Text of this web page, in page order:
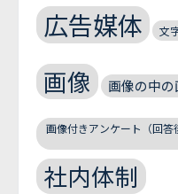
広告媒体 文
画像 画像の中の
画像付きアンケート（回
社内体制